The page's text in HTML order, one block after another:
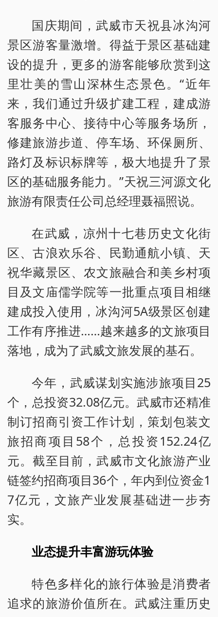
国庆期间，武威市天祝县冰沟河
景区游客量激增。得益于景区基础建
设的提升，更多的游客能够欣赏到这
里壮美的雪山深林生态景色。“近年
来，我们通过升级扩建工程，建成游
客服务中心、接待中心等服务场所，
修建旅游步道、停车场、环保厕所、
路灯及标识标牌等，极大地提升了景
区的基础服务能力。”天祝三河源文化
旅游有限责任公司总经理聂福照说。
在武威，凉州十七巷历史文化街
区、古浪欢乐谷、民勤通航小镇、天
祝华藏景区、农文旅融合和美乡村项
目及文庙儒学院等一批重点项目相继
建成投入使用，冰沟河5A级景区创建
工作有序推进……越来越多的文旅项目
落地，成为了武威文旅发展的基石。
今年，武威谋划实施涉旅项目25
个，总投资32.08亿元。武威市还精准
制订招商引资工作计划，策划包装文
旅招商项目58个，总投资152.24亿
元。截至目前，武威市文化旅游产业
链签约招商项目36个，年内到位资金1
7亿元，文旅产业发展基础进一步夯
实。
业态提升丰富游玩体验
特色多样化的旅行体验是消费者
追求的旅游价值所在。武威注重历史